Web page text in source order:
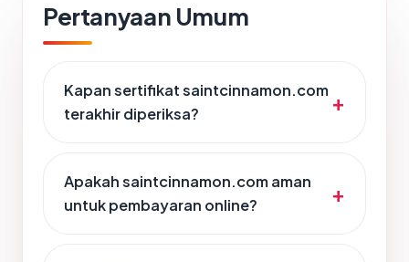
Pertanyaan Umum
Kapan sertifikat saintcinnamon.com
terakhir diperiksa?
Apakah saintcinnamon.com aman
untuk pembayaran online?